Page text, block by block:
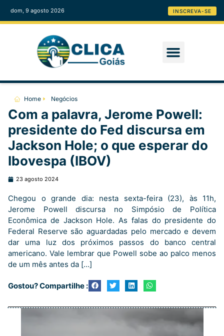
dom, 9 agosto 2026 INSCREVA-SE
Home Negócios
Com a palavra, Jerome Powell:
presidente do Fed discursa em
Jackson Hole; o que esperar do
Ibovespa (IBOV)
23 agosto 2024
Chegou o grande dia: nesta sexta-feira (23), às 11h,
Jerome Powell discursa no Simpósio de Política
Econômica de Jackson Hole. As falas do presidente do
Federal Reserve são aguardadas pelo mercado e devem
dar uma luz dos próximos passos do banco central
americano. Vale lembrar que Powell sobe ao palco menos
de um mês antes da […]
Gostou? Compartilhe :